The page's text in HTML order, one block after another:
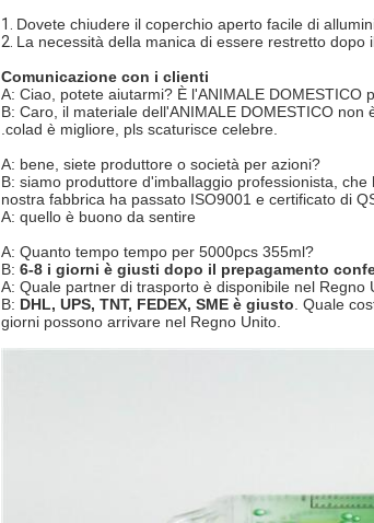
1. Dovete chiudere il coperchio aperto facile di
2. La necessità della manica di essere restretto dopo
Comunicazione con i clienti
A: Ciao, potete aiutarmi? È l'ANIMALE DOMESTICO
B: Caro, il materiale dell'ANIMALE DOMESTICO
.colad è migliore, pls scaturisce celebre.
A: bene, siete produttore o società per azioni?
B: siamo produttore d'imballaggio professionista,
nostra fabbrica ha passato ISO9001 e certificato di
A: quello è buono da sentire
A: Quanto tempo tempo per 5000pcs 355ml?
B: 6-8 i giorni è giusti dopo il prepagamento
A: Quale partner di trasporto è disponibile nel Regno
B: DHL, UPS, TNT, FEDEX, SME è giusto . Quale
giorni possono arrivare nel Regno Unito.